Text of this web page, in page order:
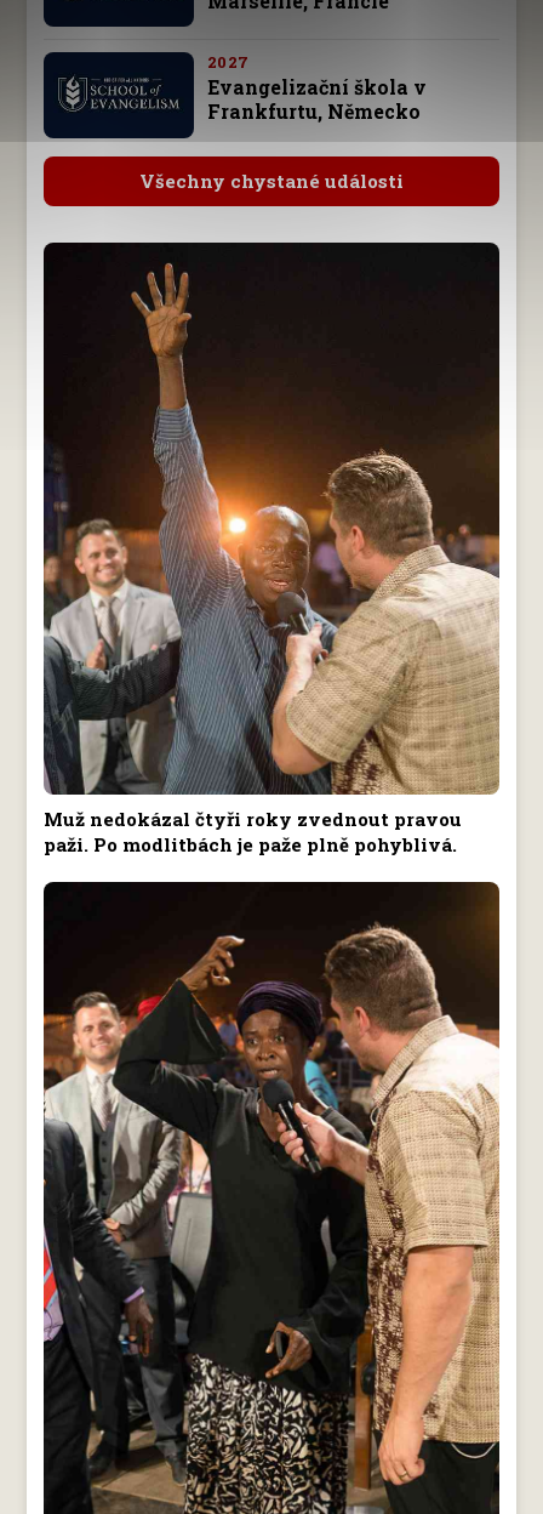
2027
Evangelizační škola v
Frankfurtu, Německo
Všechny chystané události
Muž nedokázal čtyři roky zvednout pravou
paži. Po modlitbách je paže plně pohyblivá.